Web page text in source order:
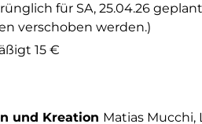
für SA, 25.04.26
verschoben werden.)
15 €
und Kreation Matias Mucchi,